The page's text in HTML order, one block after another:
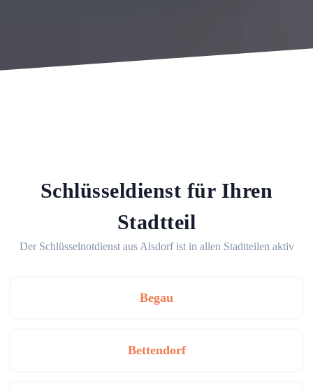
Schlüsseldienst für Ihren
Stadtteil
Der Schlüsselnotdienst aus Alsdorf ist in allen Stadtteilen aktiv
Begau
Bettendorf